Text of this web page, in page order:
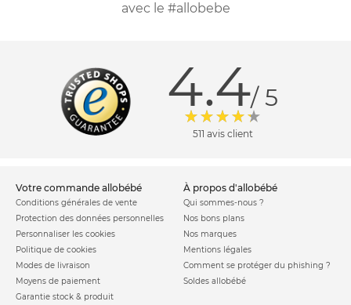
avec le #allobebe
4.4/ 5
511 avis client
votre commande allobébé
Conditions générales de vente
Protection des données personnelles
Personnaliser les cookies
Politique de cookies
Modes de livraison
Moyens de paiement
Garantie stock & produit
à propos d'allobébé
Qui sommes-nous ?
Nos bons plans
Nos marques
Mentions légales
Comment se protéger du phishing ?
Soldes allobébé